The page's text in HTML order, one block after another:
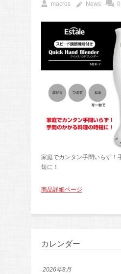
macros News
家庭でカンタン手間いらず！
短に！
商品詳細ページ
カレンダー
2026年8月